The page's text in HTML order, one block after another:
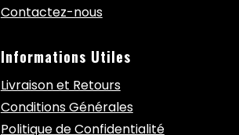
Contactez-nous
Informations Utiles
Livraison et Retours
Conditions Générales
Politique de Confidentialité